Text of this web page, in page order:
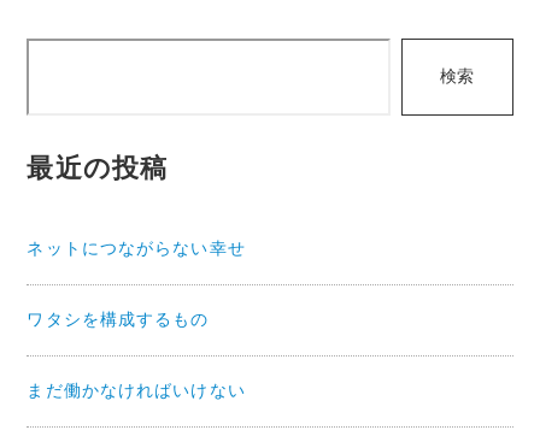
検索
最近の投稿
ネットにつながらない幸せ
ワタシを構成するもの
まだ働かなければいけない